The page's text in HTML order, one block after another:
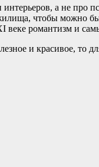
а не про
чтобы можно
веке романтизм и
и красивое, то